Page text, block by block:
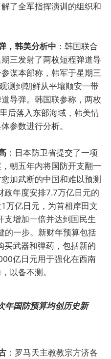
了全军指挥演训的组织和
，韩美分析中 ：韩国联合
三发射了两枚短程弹道导
谋本部称，韩军于星期三
测到朝鲜从平壤顺安一带
导弹。韩国联参称，两枚
后落入东部海域，韩美情
参数进行分析。
：日本防卫省提交了一项
朝五年内将国防开支翻一
加武断的中国和难以预测
年度安排7.7万亿日元的
万亿日元，为首相岸田文
增加一倍并达到国民生
的一步。新财年预算包括
武器和弹药，包括新的
亿日元用于强化在西南
以备不测。
年国防预算均创历史新
：罗马天主教教宗方济各